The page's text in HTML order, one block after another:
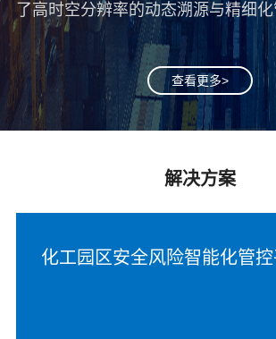
了高时空分辨率的动态溯源与精细化
查看更多>
解决方案